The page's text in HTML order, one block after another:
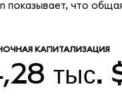
показывает, что
КАПИТАЛИЗАЦИЯ
тыс.